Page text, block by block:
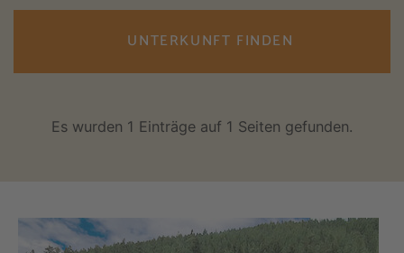
UNTERKUNFT FINDEN
Es wurden 1 Einträge auf 1 Seiten gefunden.